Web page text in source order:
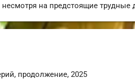
на предстоящие трудные
продолжение,2025